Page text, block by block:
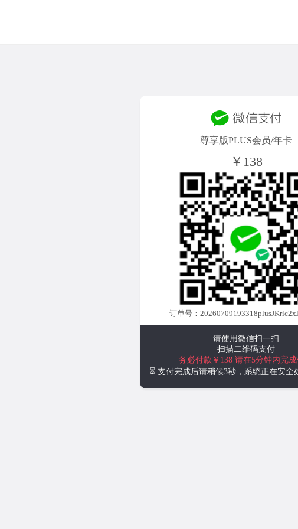
尊享版PLUS会员/年卡
￥138
订单号：
请使用微信扫一扫
扫描二维码支付
务必付款￥138 请在5分钟内完
⏳ 支付完成后请稍候3秒，系统正在安全